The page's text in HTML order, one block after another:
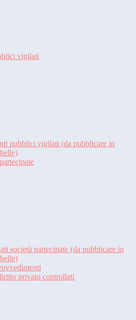
vigilati
pubblici vigilati (da pubblicare in
società partecipate (da pubblicare in
privato controllati